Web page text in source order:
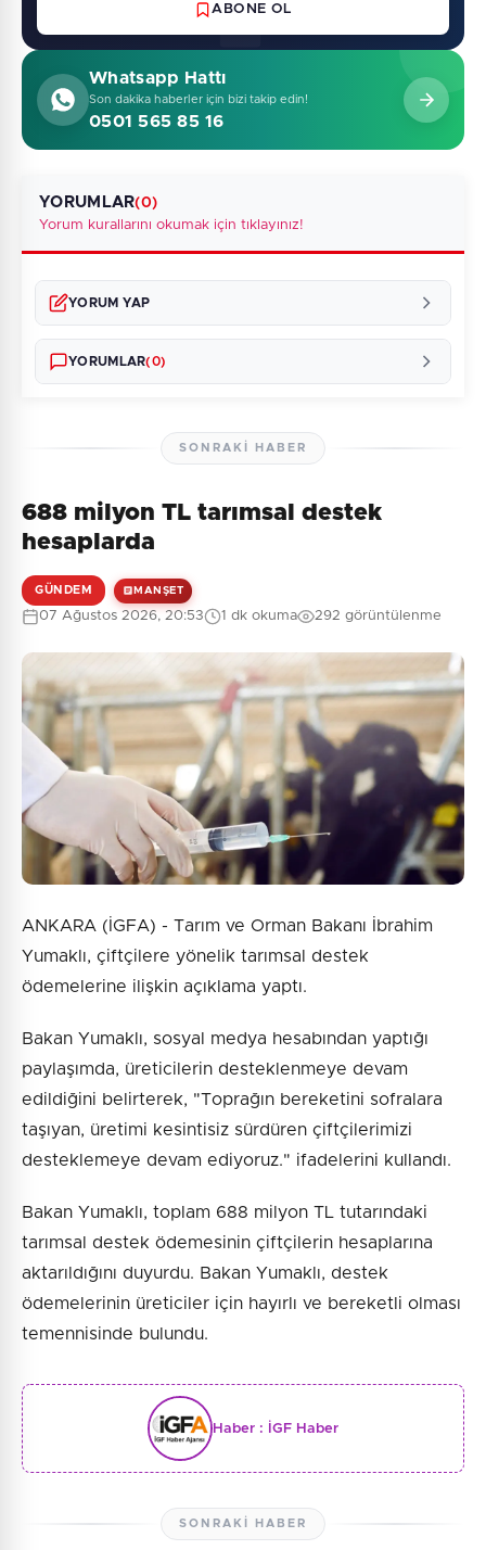
ABONE OL
Whatsapp Hattı
Son dakika haberler için bizi takip edin!
0501 565 85 16
YORUMLAR(0)
Yorum kurallarını okumak için tıklayınız!
YORUM YAP
9 + 4 = ?
Gönder
YORUMLAR(0)
Henüz yorum yapılmamış. İlk yorumu siz yapın!
SONRAKI HABER
688 milyon TL tarımsal destek
hesaplarda
GÜNDEM MANŞET
07 Ağustos 2026, 20:53 1 dk okuma 292 görüntülenme
ANKARA (İGFA) - Tarım ve Orman Bakanı İbrahim
Yumaklı, çiftçilere yönelik tarımsal destek
ödemelerine ilişkin açıklama yaptı.
Bakan Yumaklı, sosyal medya hesabından yaptığı
paylaşımda, üreticilerin desteklenmeye devam
edildiğini belirterek, "Toprağın bereketini sofralara
taşıyan, üretimi kesintisiz sürdüren çiftçilerimizi
desteklemeye devam ediyoruz." ifadelerini kullandı.
Bakan Yumaklı, toplam 688 milyon TL tutarındaki
tarımsal destek ödemesinin çiftçilerin hesaplarına
aktarıldığını duyurdu. Bakan Yumaklı, destek
ödemelerinin üreticiler için hayırlı ve bereketli olması
temennisinde bulundu.
Haber : İGF Haber
SONRAKI HABER